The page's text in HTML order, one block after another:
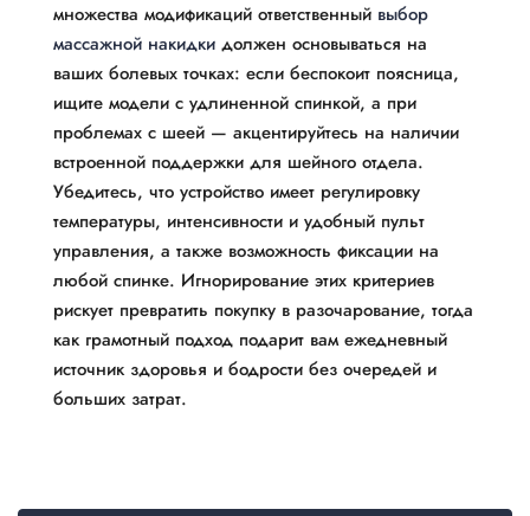
множества модификаций ответственный выбор
массажной накидки должен основываться на
ваших болевых точках: если беспокоит поясница,
ищите модели с удлиненной спинкой, а при
проблемах с шеей — акцентируйтесь на наличии
встроенной поддержки для шейного отдела.
Убедитесь, что устройство имеет регулировку
температуры, интенсивности и удобный пульт
управления, а также возможность фиксации на
любой спинке. Игнорирование этих критериев
рискует превратить покупку в разочарование, тогда
как грамотный подход подарит вам ежедневный
источник здоровья и бодрости без очередей и
больших затрат.